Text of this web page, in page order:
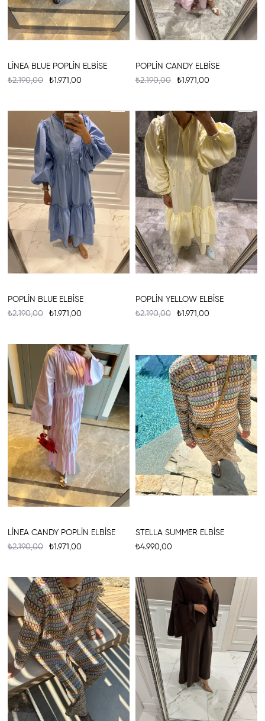
LİNEA BLUE POPLİN ELBİSE
₺1.971,00
₺2.190,00
POPLİN CANDY ELBİSE
₺1.971,00
₺2.190,00
POPLİN BLUE ELBİSE
₺1.971,00
₺2.190,00
POPLİN YELLOW ELBİSE
₺1.971,00
₺2.190,00
LİNEA CANDY POPLİN ELBİSE
₺1.971,00
₺2.190,00
STELLA SUMMER ELBİSE
₺4.990,00